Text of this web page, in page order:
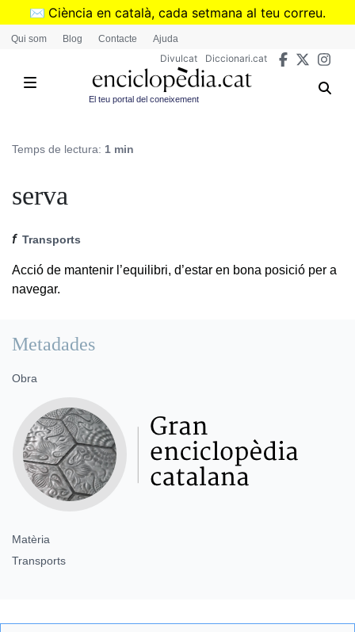
Vés
✉️ Ciència en català, cada setmana al teu correu.
➜Subscriu-te al butlletí de Divulcat
Qui som Blog Contacte Ajuda
Divulcat Diccionari.cat
El teu portal del coneixement
Temps de lectura: 1 min
serva
f Transports
Acció de mantenir l’equilibri, d’estar en bona posició per a
navegar.
Metadades
Obra
Matèria
Transports